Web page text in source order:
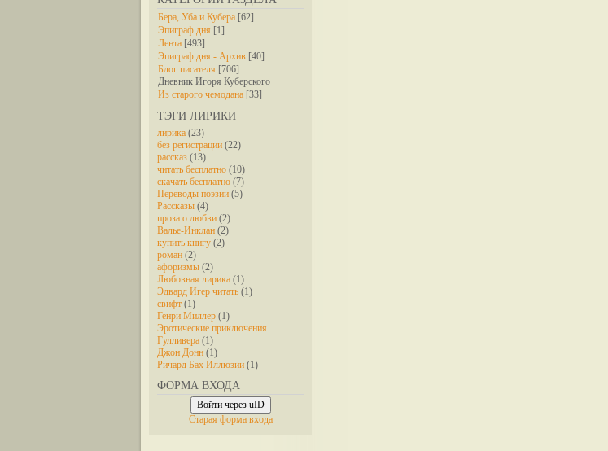
Бера, Уба и Кубера [62]
Эпиграф дня [1]
Лента [493]
Эпиграф дня - Архив [40]
Блог писателя [706]
Дневник Игоря Куберского
Из старого чемодана [33]
ТЭГИ ЛИРИКИ
лирика (23)
без регистрации (22)
рассказ (13)
читать бесплатно (10)
скачать бесплатно (7)
Переводы поэзии (5)
Рассказы (4)
проза о любви (2)
Валье-Инклан (2)
купить книгу (2)
роман (2)
афоризмы (2)
Любовная лирика (1)
Эдвард Игер читать (1)
свифт (1)
Генри Миллер (1)
Эротические приключения
Гулливера (1)
Джон Донн (1)
Ричард Бах Иллюзии (1)
ФОРМА ВХОДА
Войти через uID
Старая форма входа